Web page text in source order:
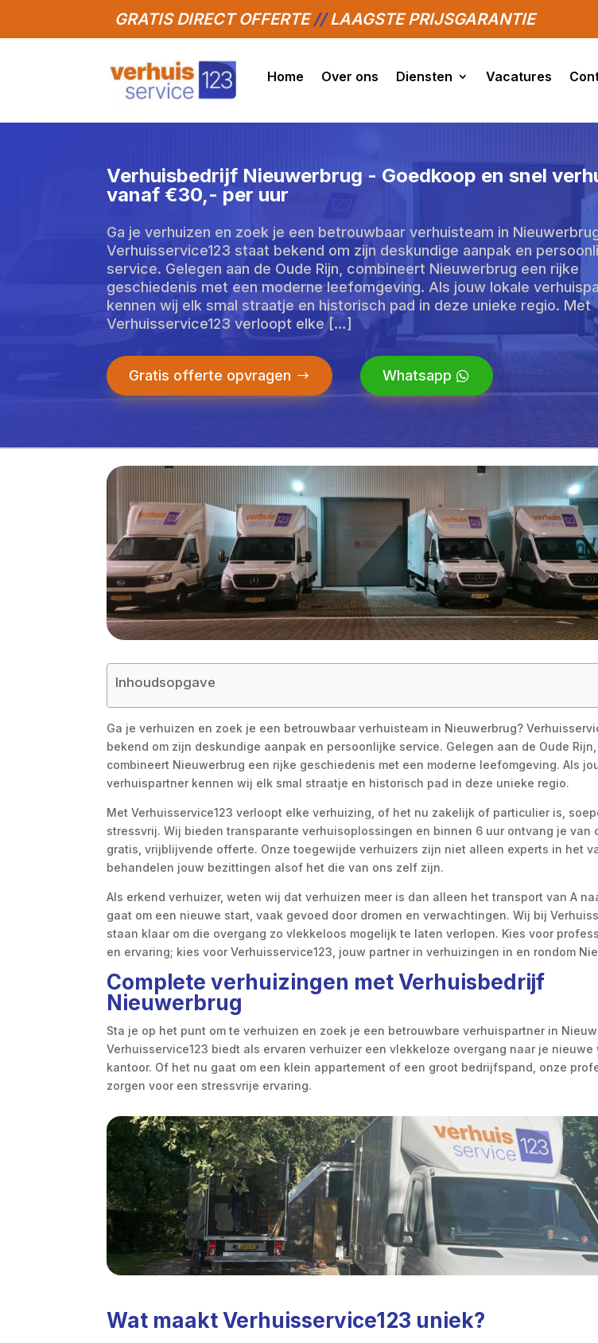
GRATIS DIRECT OFFERTE//LAAGSTE PRIJSGARANTIE
Home Over ons Diensten Vacatures
Verhuisbedrijf Nieuwerbrug - Goedkoop en snel
vanaf €30,- per uur
Ga je verhuizen en zoek je een betrouwbaar verhuisteam in
Verhuisservice123 staat bekend om zijn deskundige aanpak en
service. Gelegen aan de Oude Rijn, combineert Nieuwerbrug een rijke
geschiedenis met een moderne leefomgeving. Als jouw lokale
kennen wij elk smal straatje en historisch pad in deze unieke regio. Met
Verhuisservice123 verloopt elke […]
Gratis offerte opvragen Whatsapp
Inhoudsopgave
Ga je verhuizen en zoek je een betrouwbaar verhuisteam in Nieuwerbrug?
bekend om zijn deskundige aanpak en persoonlijke service. Gelegen aan de Oude Rijn,
combineert Nieuwerbrug een rijke geschiedenis met een moderne leefomgeving. Als
verhuispartner kennen wij elk smal straatje en historisch pad in deze unieke regio.
Met Verhuisservice123 verloopt elke verhuizing, of het nu zakelijk of particulier is,
stressvrij. Wij bieden transparante verhuisoplossingen en binnen 6 uur ontvang je van
gratis, vrijblijvende offerte. Onze toegewijde verhuizers zijn niet alleen experts in het
behandelen jouw bezittingen alsof het die van ons zelf zijn.
Als erkend verhuizer, weten wij dat verhuizen meer is dan alleen het transport van A
gaat om een nieuwe start, vaak gevoed door dromen en verwachtingen. Wij bij
staan klaar om die overgang zo vlekkeloos mogelijk te laten verlopen. Kies voor
en ervaring; kies voor Verhuisservice123, jouw partner in verhuizingen in en rondom
Complete verhuizingen met Verhuisbedrijf
Nieuwerbrug
Sta je op het punt om te verhuizen en zoek je een betrouwbare verhuispartner in
Verhuisservice123 biedt als ervaren verhuizer een vlekkeloze overgang naar je
kantoor. Of het nu gaat om een klein appartement of een groot bedrijfspand, onze
zorgen voor een stressvrije ervaring.
Wat maakt Verhuisservice123 uniek?